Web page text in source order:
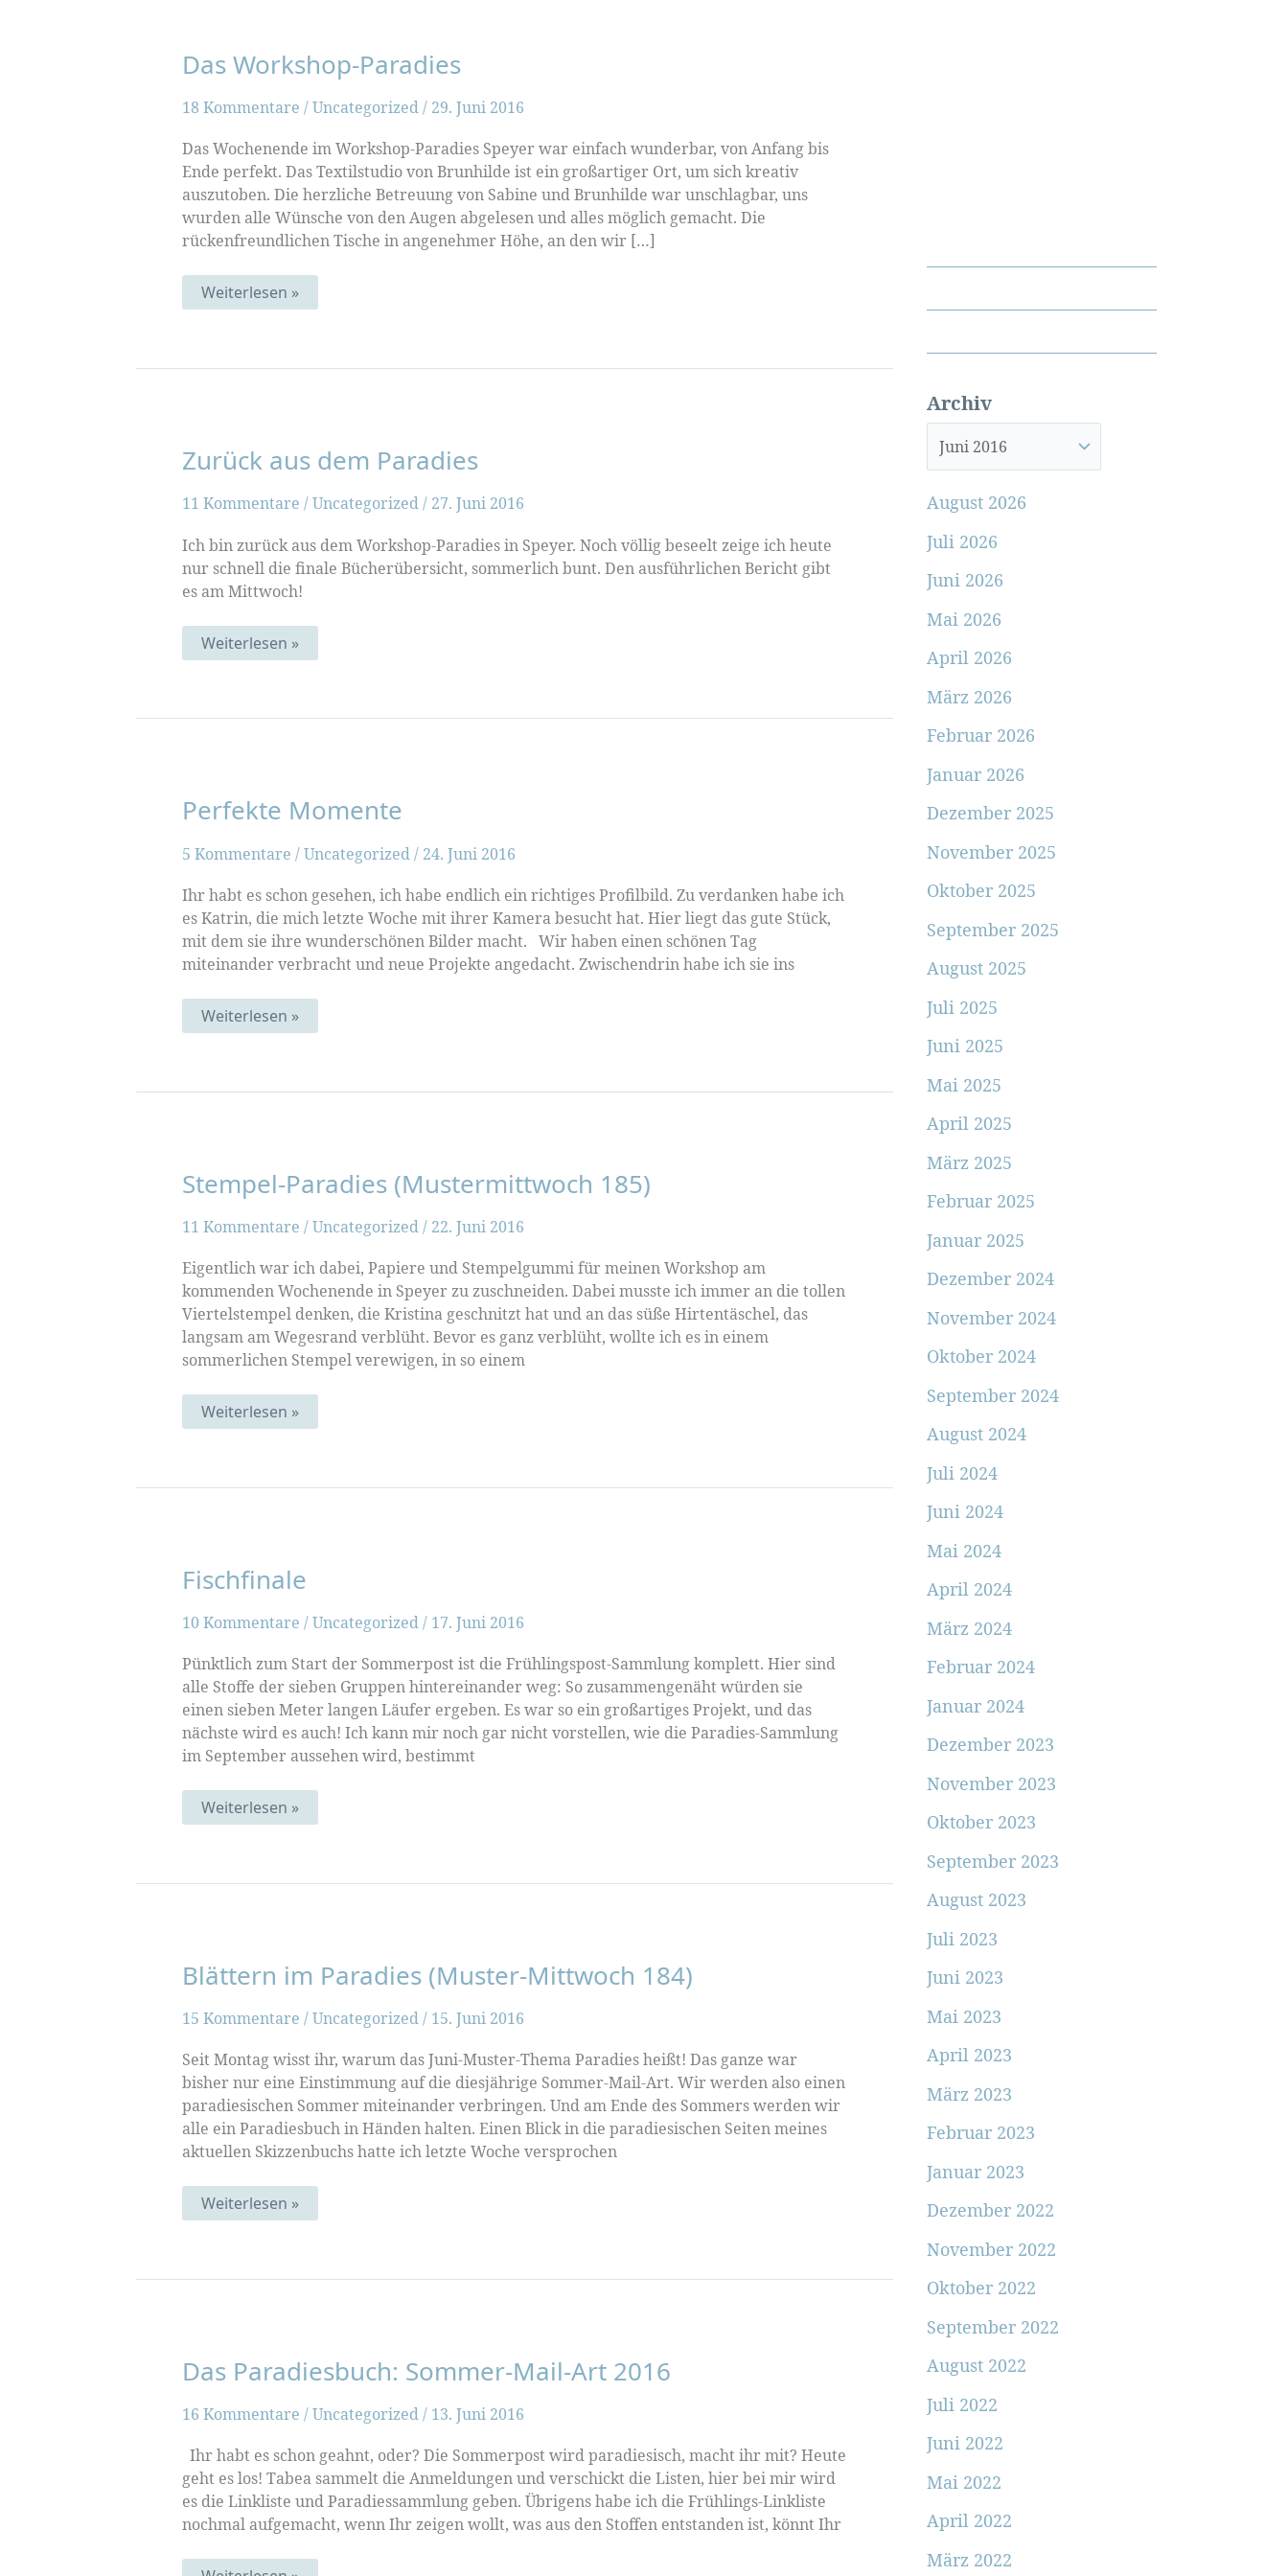
Das Workshop-Paradies
18 Kommentare /Uncategorized/ 29. Juni 2016
Das Wochenende im Workshop-Paradies Speyer war einfach wunderbar, von Anfang bis
Ende perfekt. Das Textilstudio von Brunhilde ist ein großartiger Ort, um sich kreativ
auszutoben. Die herzliche Betreuung von Sabine und Brunhilde war unschlagbar, uns
wurden alle Wünsche von den Augen abgelesen und alles möglich gemacht. Die
rückenfreundlichen Tische in angenehmer Höhe, an den wir […]
Das
Workshop-
Weiterlesen »
Zurück aus dem Paradies
11 Kommentare /Uncategorized/ 27. Juni 2016
Ich bin zurück aus dem Workshop-Paradies in Speyer. Noch völlig beseelt zeige ich heute
nur schnell die finale Bücherübersicht, sommerlich bunt. Den ausführlichen Bericht gibt
es am Mittwoch!
Zurück
aus
Weiterlesen »
Perfekte Momente
5 Kommentare /Uncategorized/ 24. Juni 2016
Ihr habt es schon gesehen, ich habe endlich ein richtiges Profilbild. Zu verdanken habe ich
es Katrin, die mich letzte Woche mit ihrer Kamera besucht hat. Hier liegt das gute Stück,
mit dem sie ihre wunderschönen Bilder macht. Wir haben einen schönen Tag
miteinander verbracht und neue Projekte angedacht. Zwischendrin habe ich sie ins
Perfekte
Momente
Weiterlesen »
Stempel-Paradies (Mustermittwoch 185)
11 Kommentare /Uncategorized/ 22. Juni 2016
Eigentlich war ich dabei, Papiere und Stempelgummi für meinen Workshop am
kommenden Wochenende in Speyer zu zuschneiden. Dabei musste ich immer an die tollen
Viertelstempel denken, die Kristina geschnitzt hat und an das süße Hirtentäschel, das
langsam am Wegesrand verblüht. Bevor es ganz verblüht, wollte ich es in einem
sommerlichen Stempel verewigen, in so einem
Stempel-
Paradies
Weiterlesen »
Fischfinale
10 Kommentare /Uncategorized/ 17. Juni 2016
Pünktlich zum Start der Sommerpost ist die Frühlingspost-Sammlung komplett. Hier sind
alle Stoffe der sieben Gruppen hintereinander weg: So zusammengenäht würden sie
einen sieben Meter langen Läufer ergeben. Es war so ein großartiges Projekt, und das
nächste wird es auch! Ich kann mir noch gar nicht vorstellen, wie die Paradies-Sammlung
im September aussehen wird, bestimmt
Fischfinale
Weiterlesen »
Blättern im Paradies (Muster-Mittwoch 184)
15 Kommentare /Uncategorized/ 15. Juni 2016
Seit Montag wisst ihr, warum das Juni-Muster-Thema Paradies heißt! Das ganze war
bisher nur eine Einstimmung auf die diesjährige Sommer-Mail-Art. Wir werden also einen
paradiesischen Sommer miteinander verbringen. Und am Ende des Sommers werden wir
alle ein Paradiesbuch in Händen halten. Einen Blick in die paradiesischen Seiten meines
aktuellen Skizzenbuchs hatte ich letzte Woche versprochen
Blättern
im
184)
Weiterlesen »
Das Paradiesbuch: Sommer-Mail-Art 2016
16 Kommentare /Uncategorized/ 13. Juni 2016
Ihr habt es schon geahnt, oder? Die Sommerpost wird paradiesisch, macht ihr mit? Heute
geht es los! Tabea sammelt die Anmeldungen und verschickt die Listen, hier bei mir wird
es die Linkliste und Paradiessammlung geben. Übrigens habe ich die Frühlings-Linkliste
nochmal aufgemacht, wenn Ihr zeigen wollt, was aus den Stoffen entstanden ist, könnt Ihr
Archiv
August 2026
Juli 2026
Juni 2026
Mai 2026
April 2026
März 2026
Februar 2026
Januar 2026
Dezember 2025
November 2025
Oktober 2025
September 2025
August 2025
Juli 2025
Juni 2025
Mai 2025
April 2025
März 2025
Februar 2025
Januar 2025
Dezember 2024
November 2024
Oktober 2024
September 2024
August 2024
Juli 2024
Juni 2024
Mai 2024
April 2024
März 2024
Februar 2024
Januar 2024
Dezember 2023
November 2023
Oktober 2023
September 2023
August 2023
Juli 2023
Juni 2023
Mai 2023
April 2023
März 2023
Februar 2023
Januar 2023
Dezember 2022
November 2022
Oktober 2022
September 2022
August 2022
Juli 2022
Juni 2022
Mai 2022
April 2022
März 2022